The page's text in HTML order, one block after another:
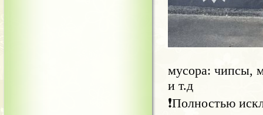
мусора: чипсы,
и т.д
❗Полностью